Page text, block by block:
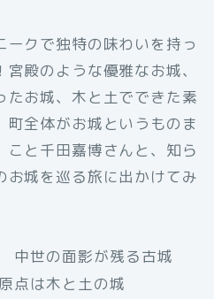
ークで独特の味わいを持っ
殿のような優雅なお城、
たお城、木と土でできた素
町全体がお城というものま
こと千田嘉博さんと、知ら
お城を巡る旅に出かけてみ
中世の面影が残る古城
点は木と土の城